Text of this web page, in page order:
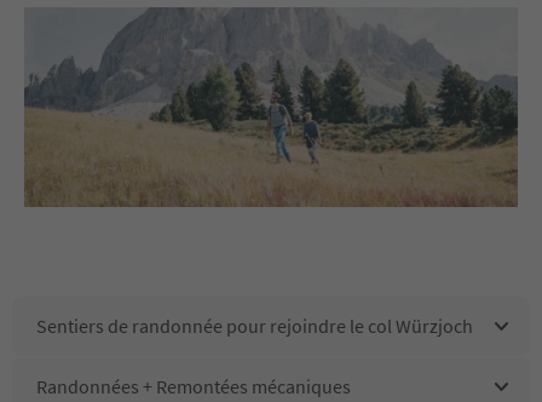
Sentiers de randonnée pour rejoindre le col Würzjoch
Randonnées + Remontées mécaniques